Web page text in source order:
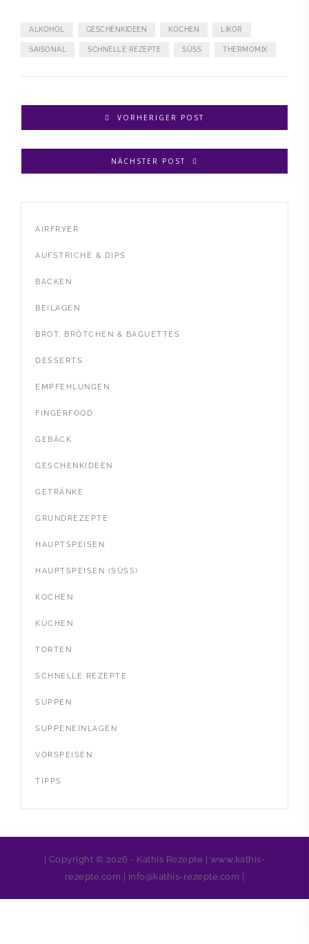
ALKOHOL GESCHENKIDEEN KOCHEN LIKÖR
SAISONAL SCHNELLE REZEPTE SÜSS THERMOMIX
VORHERIGER POST
NÄCHSTER POST
AIRFRYER
AUFSTRICHE & DIPS
BACKEN
BEILAGEN
BROT, BRÖTCHEN & BAGUETTES
DESSERTS
EMPFEHLUNGEN
FINGERFOOD
GEBÄCK
GESCHENKIDEEN
GETRÄNKE
GRUNDREZEPTE
HAUPTSPEISEN
HAUPTSPEISEN (SÜSS)
KOCHEN
KUCHEN
TORTEN
SCHNELLE REZEPTE
SUPPEN
SUPPENEINLAGEN
VORSPEISEN
TIPPS
| Copyright © 2026 - Kathis Rezepte | www.kathis-
rezepte.com | info@kathis-rezepte.com |